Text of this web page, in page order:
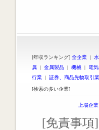
[年収ランキング] 全企業 |
属 | 金属製品 | 機械 | 電
行業 | 証券、商品先物取引業
[検索の多い企業]
上場企
[免責事項